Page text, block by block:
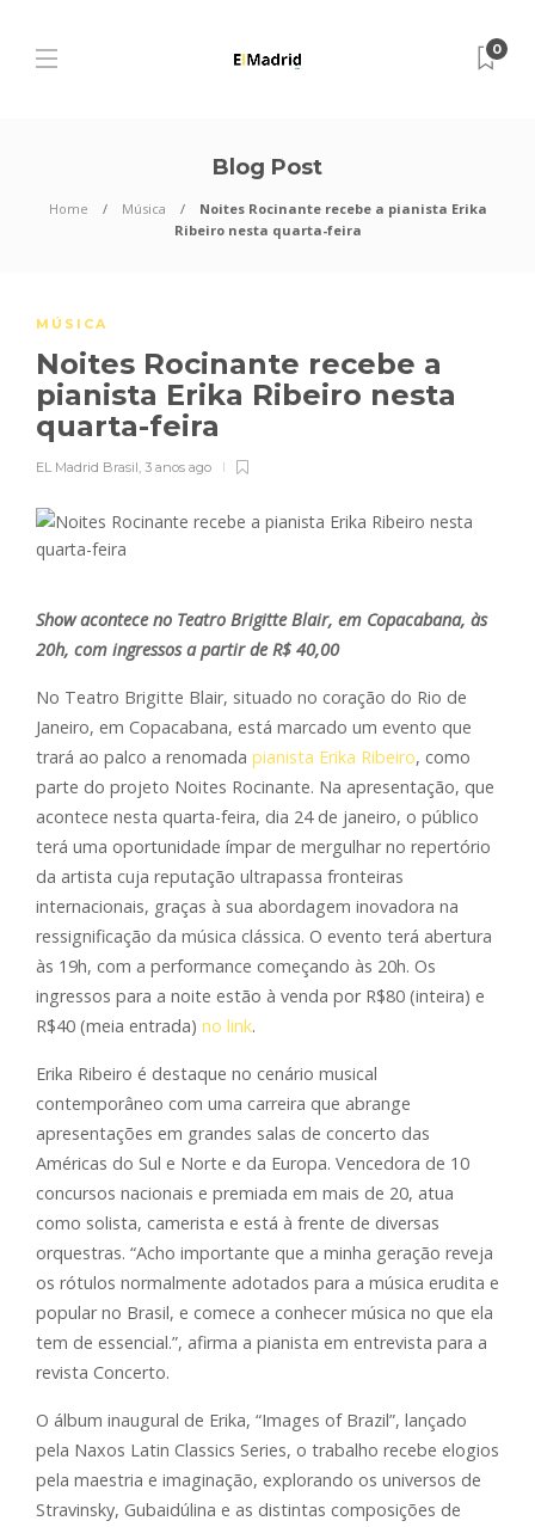
0
Blog Post
Home Música
Noites Rocinante recebe a pianista Erika
Ribeiro nesta quarta-feira
MÚSICA
Noites Rocinante recebe a
pianista Erika Ribeiro nesta
quarta-feira
EL Madrid Brasil, 3 anos ago
Show acontece no Teatro Brigitte Blair, em Copacabana, às
20h, com ingressos a partir de R$ 40,00
No Teatro Brigitte Blair, situado no coração do Rio de
Janeiro, em Copacabana, está marcado um evento que
trará ao palco a renomada pianista Erika Ribeiro, como
parte do projeto Noites Rocinante. Na apresentação, que
acontece nesta quarta-feira, dia 24 de janeiro, o público
terá uma oportunidade ímpar de mergulhar no repertório
da artista cuja reputação ultrapassa fronteiras
internacionais, graças à sua abordagem inovadora na
ressignificação da música clássica. O evento terá abertura
às 19h, com a performance começando às 20h. Os
ingressos para a noite estão à venda por R$80 (inteira) e
R$40 (meia entrada) no link.
Erika Ribeiro é destaque no cenário musical
contemporâneo com uma carreira que abrange
apresentações em grandes salas de concerto das
Américas do Sul e Norte e da Europa. Vencedora de 10
concursos nacionais e premiada em mais de 20, atua
como solista, camerista e está à frente de diversas
orquestras. “Acho importante que a minha geração reveja
os rótulos normalmente adotados para a música erudita e
popular no Brasil, e comece a conhecer música no que ela
tem de essencial.”, afirma a pianista em entrevista para a
revista Concerto.
O álbum inaugural de Erika, “Images of Brazil”, lançado
pela Naxos Latin Classics Series, o trabalho recebe elogios
pela maestria e imaginação, explorando os universos de
Stravinsky, Gubaidúlina e as distintas composições de